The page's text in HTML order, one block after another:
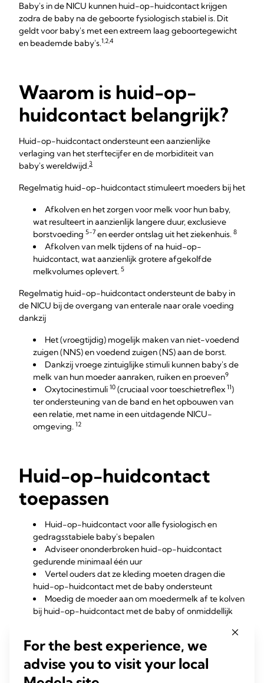
Baby's in de NICU kunnen huid-op-huidcontact krijgen
zodra de baby na de geboorte fysiologisch stabiel is. Dit
geldt voor baby's met een extreem laag geboortegewicht
en beademde baby's.1,2,4
Waarom is huid-op-
huidcontact belangrijk?
Huid-op-huidcontact ondersteunt een aanzienlijke
verlaging van het sterftecijfer en de morbiditeit van
baby's wereldwijd.3
Regelmatig huid-op-huidcontact stimuleert moeders bij het
Afkolven en het zorgen voor melk voor hun baby,
wat resulteert in aanzienlijk langere duur, exclusieve
borstvoeding 5-7 en eerder ontslag uit het ziekenhuis. 8
Afkolven van melk tijdens of na huid-op-
huidcontact, wat aanzienlijk grotere afgekolfde
melkvolumes oplevert. 5
Regelmatig huid-op-huidcontact ondersteunt de baby in
de NICU bij de overgang van enterale naar orale voeding
dankzij
Het (vroegtijdig) mogelijk maken van niet-voedend
zuigen (NNS) en voedend zuigen (NS) aan de borst.
Dankzij vroege zintuiglijke stimuli kunnen baby's de
melk van hun moeder aanraken, ruiken en proeven9
Oxytocinestimuli 10 (cruciaal voor toeschietreflex 11)
ter ondersteuning van de band en het opbouwen van
een relatie, met name in een uitdagende NICU-
omgeving. 12
Huid-op-huidcontact
toepassen
Huid-op-huidcontact voor alle fysiologisch en
gedragsstabiele baby's bepalen
Adviseer ononderbroken huid-op-huidcontact
gedurende minimaal één uur
Vertel ouders dat ze kleding moeten dragen die
huid-op-huidcontact met de baby ondersteunt
Moedig de moeder aan om moedermelk af te kolven
bij huid-op-huidcontact met de baby of onmiddellijk
Help de moeder de borst aan te bieden voor NNS bij
huid-op-huidcontact (recent afgekolfde borst).
Documenteer alle huid-op-huidcontacten met
vermelding van frequentie, duur en redenen waarom de
For the best experience, we
advise you to visit your local